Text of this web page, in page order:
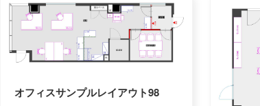
オフィスサンプルレイアウト98